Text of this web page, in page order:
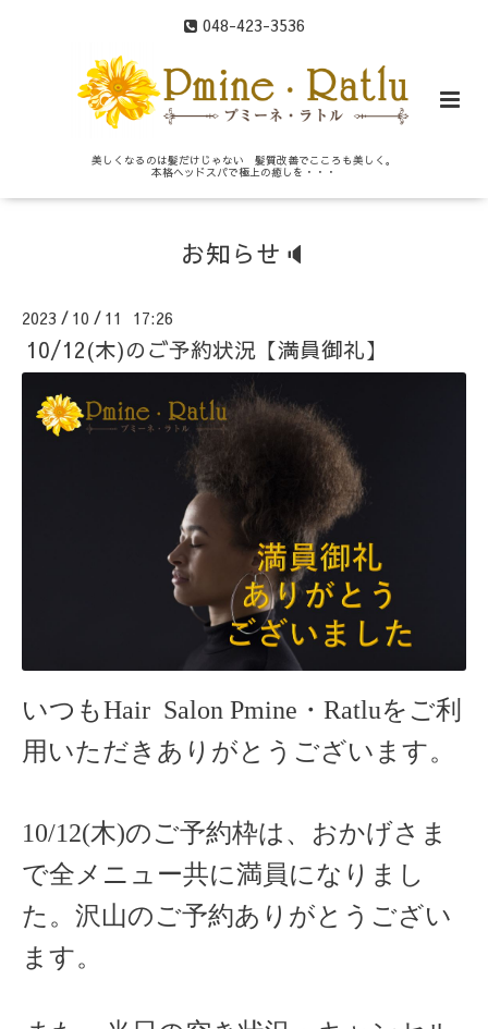
048-423-3536
美しくなるのは髪だけじゃない 髪質改善でこころも美しく。
本格ヘッドスパで極上の癒しを・・・
お知らせ🔈
2023 / 10 / 11 17:26
10/12(木)のご予約状況【満員御礼】
いつもHair Salon Pmine・Ratluをご利
用いただきありがとうございます。
10/12(木)のご予約枠は、おかげさま
で全メニュー共に満員になりまし
た。沢山のご予約ありがとうござい
ます。